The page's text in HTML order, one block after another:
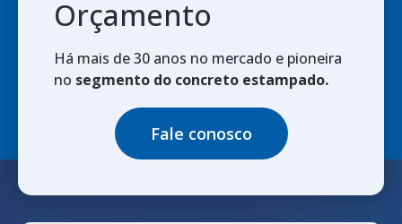
Orçamento
Há mais de 30 anos no mercado e pioneira
no segmento do concreto estampado.
Fale conosco